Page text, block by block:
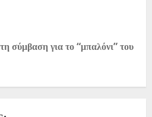
σύμβαση για το “μπαλόνι” του